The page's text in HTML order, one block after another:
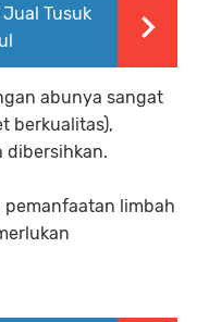
Jual Tusuk
abunya sangat
berkualitas),
dibersihkan.
pemanfaatan limbah